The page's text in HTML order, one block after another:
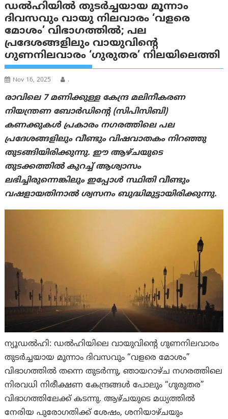
ഡല്‍ഹിയില്‍ തുടർച്ചയായ മൂന്നാം
ദിവസവും വായു നിലവാരം ‘വളരെ
മോശം’ വിഭാഗത്തിൽ; പല
പ്രദേശങ്ങളിലും വായുവിന്റെ
ഗുണനിലവാരം ‘ഗുരുതര’ നിലയിലെത്തി
Nov 16, 2025 .
രാവിലെ 7 മണിക്കുള്ള കേന്ദ്ര മലിനീകരണ
നിയന്ത്രണ ബോർഡിന്റെ (സിപിസിബി)
കണക്കുകൾ പ്രകാരം നഗരത്തിലെ പല
പ്രദേശങ്ങളിലും വീണ്ടും വിഷവാതകം നിറഞ്ഞു
തുടങ്ങിയിരിക്കുന്നു. ഈ ആഴ്ചയുടെ
തുടക്കത്തിൽ കുറച്ച് ആശ്വാസം
ലഭിച്ചിരുന്നെങ്കിലും ഇപ്പോൾ സ്ഥിതി വീണ്ടും
വഷളായതിനാൽ ശ്വസനം ബുദ്ധിമുട്ടായിരിക്കുന്നു.
ന്യൂഡൽഹി: ഡൽഹിയിലെ വായുവിന്റെ ഗുണനിലവാരം
തുടർച്ചയായ മൂന്നാം ദിവസവും “വളരെ മോശം”
വിഭാഗത്തിൽ തന്നെ തുടർന്നു, ഞായറാഴ്ച നഗരത്തിലെ
നിരവധി നിരീക്ഷണ കേന്ദ്രങ്ങൾ പോലും “ഗുരുതര”
വിഭാഗത്തിലേക്ക് കടന്നു. ആഴ്ചയുടെ മധ്യത്തിൽ
നേരിയ പുരോഗതിക്ക് ശേഷം, ശനിയാഴ്ചയും